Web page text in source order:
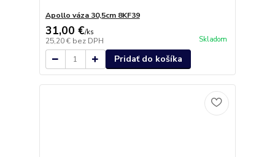
Apollo váza 30,5cm 8KF39
31,00 €/ks
25,20 € bez DPH Skladom
Pridať do košíka